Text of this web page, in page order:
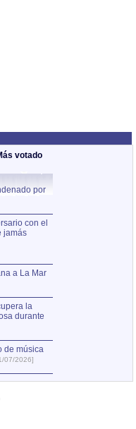
votado
por
con el
jamás
a La Mar
la
durante
de música
07/2026]